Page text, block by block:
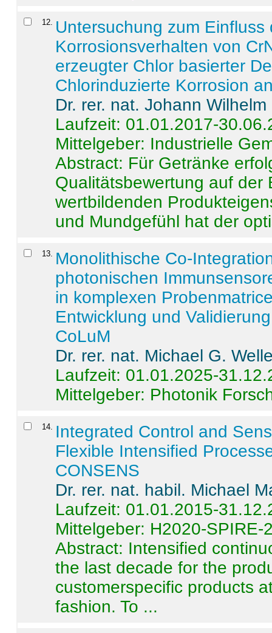
12
Untersuchung zum
Korrosionsverhalten von
erzeugter Chlor basierter
Chlorinduzierte Korrosion
Dr. rer. nat. Johann
Laufzeit: 01.01.2017-
Mittelgeber: Industrielle
Abstract: Für Getränke
Qualitätsbewertung auf der
wertbildenden
und Mundgefühl hat der
13
Monolithische Co-
photonischen
in komplexen
Entwicklung und
CoLuM
Dr. rer. nat. Michael G.
Laufzeit: 01.01.2025-
Mittelgeber: Photonik
14
Integrated Control and
Flexible Intensified
CONSENS
Dr. rer. nat. habil. Michael
Laufzeit: 01.01.2015-
Mittelgeber: H2020-SPIRE-
Abstract: Intensified
the last decade for the
customerspecific products
fashion. To ...